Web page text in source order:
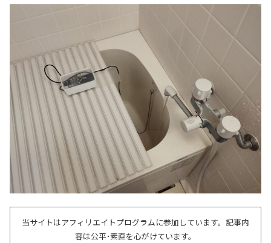
当サイトはアフィリエイトプログラムに参加しています。記事内
容は公平･素直を心がけています。